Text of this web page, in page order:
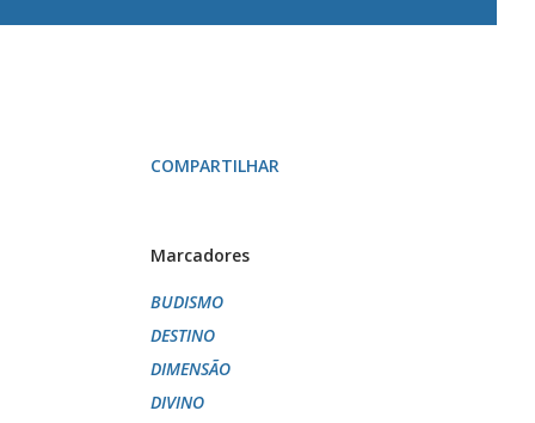
COMPARTILHAR
Marcadores
BUDISMO
DESTINO
DIMENSÃO
DIVINO